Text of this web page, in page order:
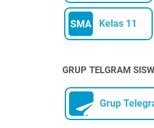
SMA Kelas 11
GRUP TELGRAM
Grup